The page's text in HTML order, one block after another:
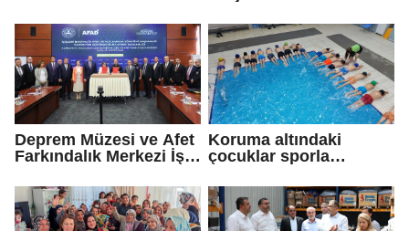
gazilerimizin
fedakârlıkları
gölgelenmesin
Deprem Müzesi ve Afet
Farkındalık Merkezi İş
Koruma altındaki
çocuklar sporla